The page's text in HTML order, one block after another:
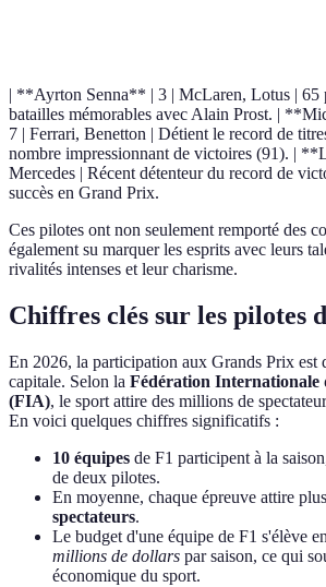
| **Ayrton Senna** | 3 | McLaren, Lotus | 65
batailles mémorables avec Alain Prost. |
7 | Ferrari, Benetton | Détient le record de
nombre impressionnant de victoires (91). |
Mercedes | Récent détenteur du record de
succès en Grand Prix.
Ces pilotes ont non seulement remporté des
également su marquer les esprits avec leurs
rivalités intenses et leur charisme.
Chiffres clés sur les pilotes
En 2026, la participation aux Grands Prix est
capitale. Selon la Fédération Internationale
(FIA), le sport attire des millions de
En voici quelques chiffres significatifs :
10 équipes de F1 participent à la
de deux pilotes.
En moyenne, chaque épreuve attire
spectateurs.
Le budget d'une équipe de F1 s'élève
millions de dollars par saison, ce qui
économique du sport.